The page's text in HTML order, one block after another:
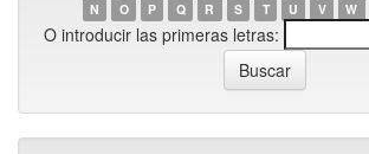
N
O P Q R S T U V W
O introducir las primeras letras: